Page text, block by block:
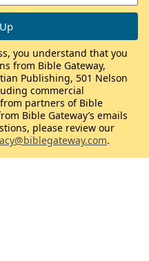
you understand that you
from Bible Gateway,
Publishing, 501 Nelson
commercial
partners of Bible
Bible Gateway’s emails
please review our
.